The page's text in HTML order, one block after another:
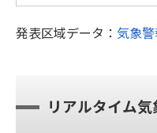
発表区域データ： 気象
リアルタイム